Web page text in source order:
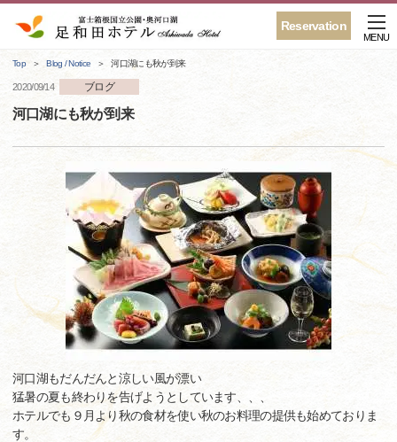
Reservation
MENU
Top Blog / Notice 河口湖にも秋が到来
2020/09/14 ブログ
河口湖にも秋が到来
河口湖もだんだんと涼しい風が漂い
猛暑の夏も終わりを告げようとしています、、、
ホテルでも９月より秋の食材を使い秋のお料理の提供も始めておりま
す。